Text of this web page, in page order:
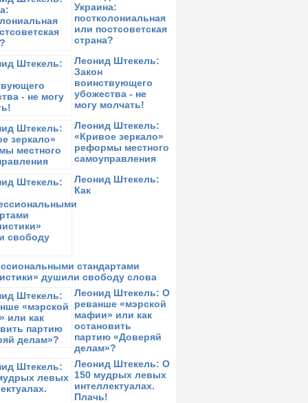
12 апреля 2021в 15:17:
1 апреля 2021в 11:26:
ORŁOW: Виктория, такая
для бандитов…
14 марта 2021в 10:43:
радикалам!
12 февраля 2020в 13:32:
Колтунова: Убить сталина
21 января 2020
в 17:05:
Колтунова: Холокост ХХ века.
Украина:
постколониальная
или постсоветская
страна?
Леонид Штекель:
Закон
воинствующего
убожества - не
могу молчать!
Леонид Штекель:
«Кривое зеркало»
реформы местного
самоуправления
Леонид Штекель:
Как
стандартами
душили свободу слова
Леонид Штекель: О
реванше «мэрской
мафии» или как
остановить
партию «Доверяй
делам»?
Леонид Штекель: О
150 мудрых левых
интеллектуалах.
Плачь!